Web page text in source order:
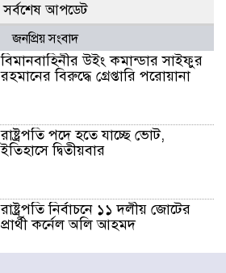
সর্বশেষ আপডেট
জনপ্রিয় সংবাদ
বিমানবাহিনীর উইং কমান্ডার সাইফুর
রহমানের বিরুদ্ধে গ্রেপ্তারি পরোয়ানা
রাষ্ট্রপতি পদে হতে যাচ্ছে ভোট,
ইতিহাসে দ্বিতীয়বার
রাষ্ট্রপতি নির্বাচনে ১১ দলীয় জোটের
প্রার্থী কর্নেল অলি আহমদ